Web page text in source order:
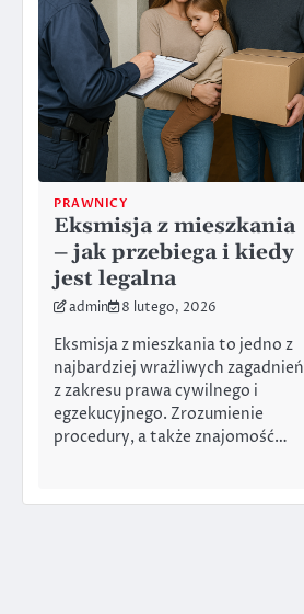
PRAWNICY
Eksmisja z mieszkania
– jak przebiega i kiedy
jest legalna
admin 8 lutego, 2026
Eksmisja z mieszkania to jedno z
najbardziej wrażliwych zagadnień
z zakresu prawa cywilnego i
egzekucyjnego. Zrozumienie
procedury, a także znajomość…